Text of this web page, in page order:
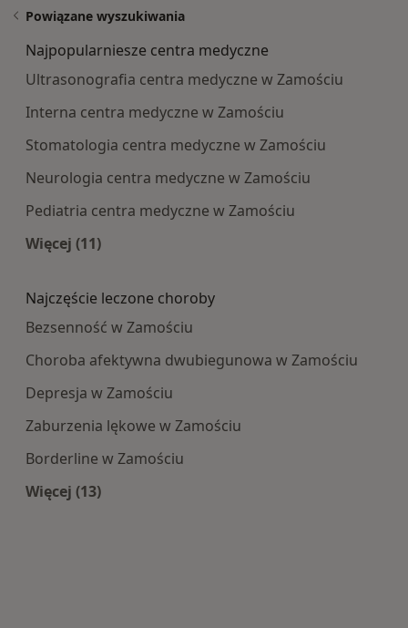
Powiązane wyszukiwania
Najpopularniesze centra medyczne
Ultrasonografia centra medyczne w Zamościu
Interna centra medyczne w Zamościu
Stomatologia centra medyczne w Zamościu
Neurologia centra medyczne w Zamościu
Pediatria centra medyczne w Zamościu
Więcej (11)
Najczęście leczone choroby
Bezsenność w Zamościu
Choroba afektywna dwubiegunowa w Zamościu
Depresja w Zamościu
Zaburzenia lękowe w Zamościu
Borderline w Zamościu
Więcej (13)